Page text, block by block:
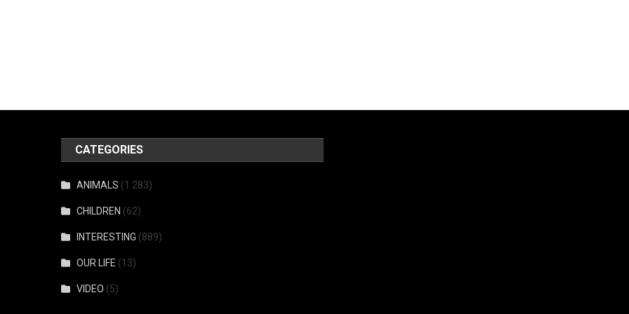
CATEGORIES
ANIMALS (1 283)
CHILDREN (62)
INTERESTING (889)
OUR LIFE (13)
VIDEO (5)